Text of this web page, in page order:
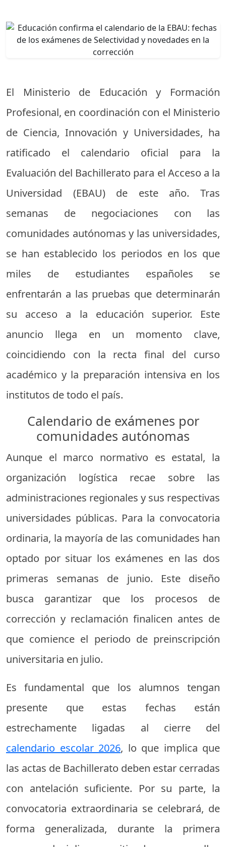
El Ministerio de Educación y Formación
Profesional, en coordinación con el Ministerio
de Ciencia, Innovación y Universidades, ha
ratificado el calendario oficial para la
Evaluación del Bachillerato para el Acceso a la
Universidad (EBAU) de este año. Tras
semanas de negociaciones con las
comunidades autónomas y las universidades,
se han establecido los periodos en los que
miles de estudiantes españoles se
enfrentarán a las pruebas que determinarán
su acceso a la educación superior. Este
anuncio llega en un momento clave,
coincidiendo con la recta final del curso
académico y la preparación intensiva en los
institutos de todo el país.
Calendario de exámenes por
comunidades autónomas
Aunque el marco normativo es estatal, la
organización logística recae sobre las
administraciones regionales y sus respectivas
universidades públicas. Para la convocatoria
ordinaria, la mayoría de las comunidades han
optado por situar los exámenes en las dos
primeras semanas de junio. Este diseño
busca garantizar que los procesos de
corrección y reclamación finalicen antes de
que comience el periodo de preinscripción
universitaria en julio.
Es fundamental que los alumnos tengan
presente que estas fechas están
estrechamente ligadas al cierre del
calendario escolar 2026, lo que implica que
las actas de Bachillerato deben estar cerradas
con antelación suficiente. Por su parte, la
convocatoria extraordinaria se celebrará, de
forma generalizada, durante la primera